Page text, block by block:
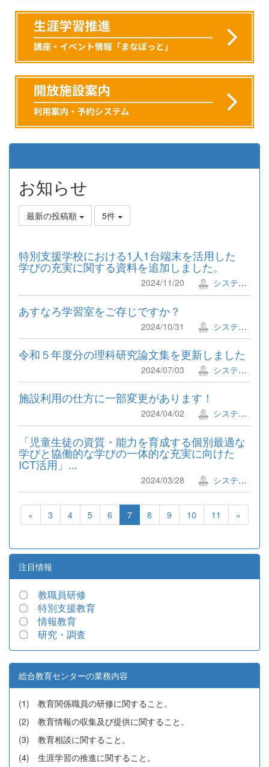
お知らせ
最新の投稿順 5件
特別支援学校における1人1台端末を活用した
学びの充実に関する資料を追加しました。
2024/11/20 システム管理者
あすなろ学習室をご存じですか？
2024/10/31 システム管理者
令和５年度分の理科研究論文集を更新しました
2024/07/03 システム管理者
施設利用の仕方に一部変更があります！
2024/04/02 システム管理者
「児童生徒の資質・能力を育成する個別最適な
学びと協働的な学びの一体的な充実に向けた
ICT活用」...
2024/03/28 システム管理者
« 3 4 5 6 7 8 9 10 11 »
注目情報
〇 教職員研修
〇 特別支援教育
〇情報教育
〇 研究・調査
総合教育センターの業務内容
(1) 教育関係職員の研修に関すること。
(2) 教育情報の収集及び提供に関すること。
(3) 教育相談に関すること。
(4) 生涯学習の推進に関すること。